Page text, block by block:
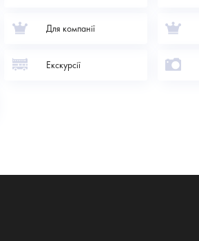
Для компанії
Екскурсії